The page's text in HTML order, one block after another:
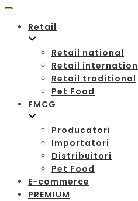
Retail
Retail national
Retail
Retail traditional
Pet Food
FMCG
Producatori
Importatori
Distribuitori
Pet Food
E-commerce
PREMIUM